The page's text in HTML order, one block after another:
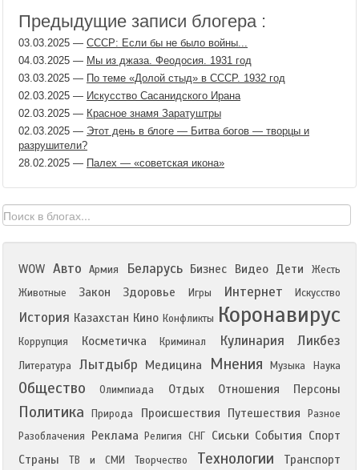
Предыдущие записи блогера :
03.03.2025 — СССР: Если бы не было войны...
04.03.2025 — Мы из джаза. Феодосия. 1931 год
03.03.2025 — По теме «Долой стыд» в СССР. 1932 год
02.03.2025 — Искусство Сасанидского Ирана
02.03.2025 — Красное знамя Заратуштры
02.03.2025 — Этот день в блоге — Битва богов — творцы и
разрушители?
28.02.2025 — Палех — «советская икона»
WOW Авто Армия Беларусь Бизнес Видео Дети
Жесть
Животные
Закон Здоровье Игры Интернет Искусство
История Казахстан Кино Конфликты Коронавирус
Коррупция Косметичка Криминал Кулинария Ликбез
Литература Лытдыбр Медицина Мнения Музыка Наука
Общество Олимпиада Отдых Отношения Персоны
Политика Природа Происшествия Путешествия
Разное
Разоблачения
Реклама Религия СНГ Сиськи События Спорт
Страны
ТВ и СМИ Творчество Технологии Транспорт